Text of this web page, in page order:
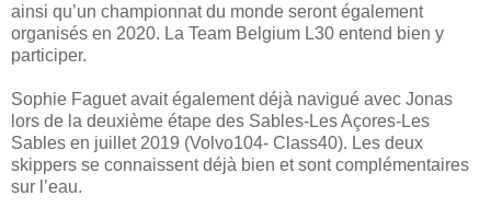
ainsi qu’un championnat du monde seront également
organisés en 2020. La Team Belgium L30 entend bien y
participer.
Sophie Faguet avait également déjà navigué avec Jonas
lors de la deuxième étape des Sables-Les Açores-Les
Sables en juillet 2019 (Volvo104- Class40). Les deux
skippers se connaissent déjà bien et sont complémentaires
sur l’eau.